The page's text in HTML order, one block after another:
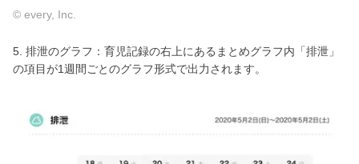
© every, Inc.
5. 排泄のグラフ：育児記録の右上にあるまとめグラフ内「排泄」
の項目が1週間ごとのグラフ形式で出力されます。